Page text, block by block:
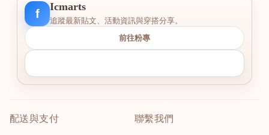
f
Icmarts
追蹤最新貼文、活動資訊與穿搭分享。
前往粉專
配送與支付 聯繫我們